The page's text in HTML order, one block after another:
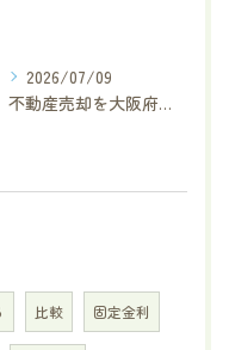
2026/07/09
不動産売却を大阪府交野市で成功に導く三大タブー回避と高価格査定の極意
比較 固定金利